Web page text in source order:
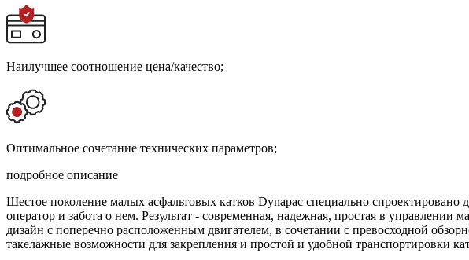
Наилучшее соотношение цена/качество;
Оптимальное сочетание технических параметров;
подробное описание
Шестое поколение малых асфальтовых катков Dynapac специально
оператор и забота о нем. Результат - современная, надежная, простая в
дизайн с поперечно расположенным двигателем, в сочетании с превосходной
такелажные возможности для закрепления и простой и удобной транспортировки